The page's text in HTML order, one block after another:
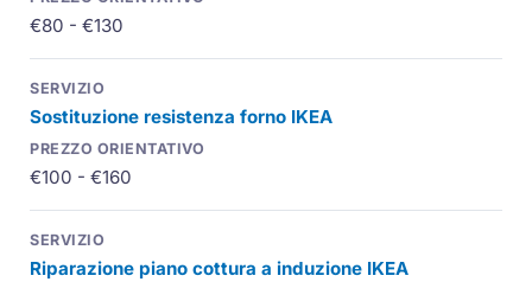
€80 - €130
Sostituzione resistenza forno IKEA
€100 - €160
Riparazione piano cottura a induzione IKEA